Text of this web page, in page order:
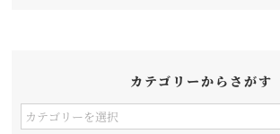
カテゴリーからさがす
カ